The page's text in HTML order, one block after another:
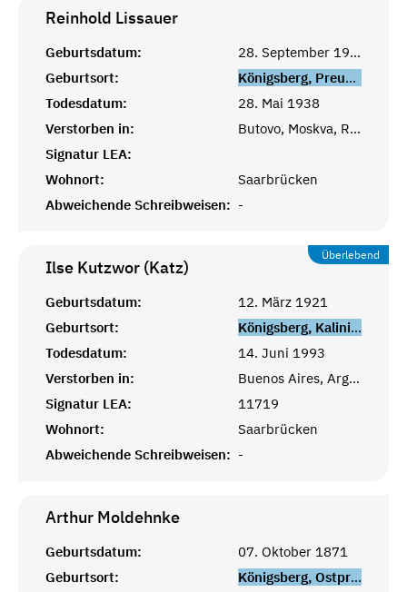
Reinhold Lissauer
Geburtsdatum:
28. September 1913
Geburtsort:
Königsberg, Preußen
Todesdatum:
28. Mai 1938
Verstorben in:
Butovo, Moskva, Russland
Signatur LEA:
Wohnort:
Saarbrücken
Abweichende Schreibweisen: -
Überlebend
Ilse Kutzwor (Katz)
Geburtsdatum:
12. März 1921
Geburtsort:
Königsberg, Kaliningrad
Todesdatum:
14. Juni 1993
Verstorben in:
Buenos Aires, Argentinien
Signatur LEA:
11719
Wohnort:
Saarbrücken
Abweichende Schreibweisen: -
Arthur Moldehnke
Geburtsdatum:
07. Oktober 1871
Geburtsort:
Königsberg, Ostpreußen